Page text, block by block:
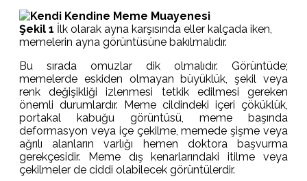
Şekil 1 İlk olarak ayna karşısında eller kalçada iken,
memelerin ayna görüntüsüne bakılmalıdır.
Bu sırada omuzlar dik olmalıdır. Görüntüde;
memelerde eskiden olmayan büyüklük, şekil veya
renk değişikliği izlenmesi tetkik edilmesi gereken
önemli durumlardır. Meme cildindeki içeri çöküklük,
portakal kabuğu görüntüsü, meme başında
deformasyon veya içe çekilme, memede şişme veya
ağrılı alanların varlığı hemen doktora başvurma
gerekçesidir. Meme dış kenarlarındaki itilme veya
çekilmeler de ciddi olabilecek görüntülerdir.